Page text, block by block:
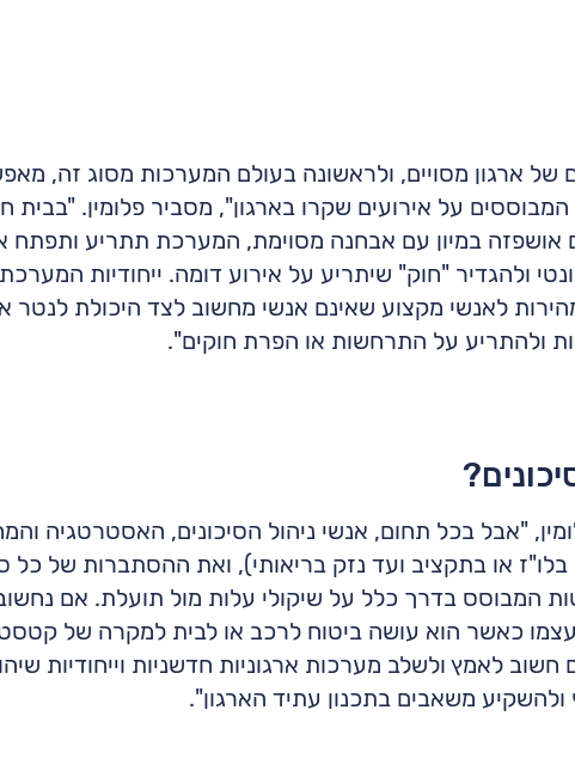
ארגון מסויים, ולראשונה בעולם המערכות מסוג זה,
על אירועים שקרו בארגון", מסביר פלומין. "בבית
אושפזה במיון עם אבחנה מסוימת, המערכת תתריע ותפתח
ולהגדיר "חוק" שיתריע על אירוע דומה. ייחודיות
לאנשי מקצוע שאינם אנשי מחשוב לצד היכולת לנטר
ולהתריע על התרחשות או הפרת חוקים".
"אבל בכל תחום, אנשי ניהול הסיכונים, האסטרטגיה
בלו"ז או בתקציב ועד נזק בריאותי), ואת ההסתברות של
המבוסס בדרך כלל על שיקולי עלות מול תועלת. אם
עצמו כאשר הוא עושה ביטוח לרכב או לבית למקרה של
לאמץ ולשלב מערכות ארגוניות חדשניות וייחודיות שיהוו
משאבים בתכנון עתיד הארגון".